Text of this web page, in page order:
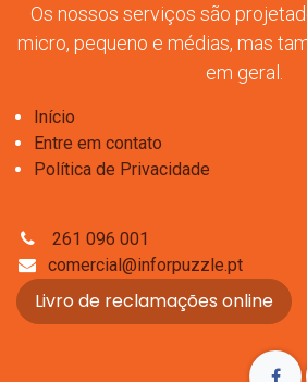
Os nossos serviços são
micro, pequeno e médias, mas
em geral.
Início
Entre em contato
Política de Privacidade
261 096 001
comercial@inforpuzzle.pt
Livro de reclamações online